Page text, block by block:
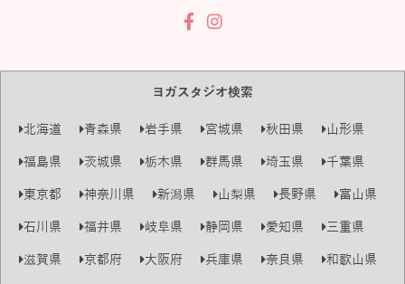
ヨガスタジオ検索
北海道 青森県 岩手県 宮城県 秋田県
山形県
福島県
茨城県 栃木県 群馬県 埼玉県
千葉県
東京都
神奈川県 新潟県 山梨県 長野県
富山県
石川県
福井県 岐阜県 静岡県 愛知県
三重県
滋賀県
京都府 大阪府 兵庫県 奈良県
和歌山県